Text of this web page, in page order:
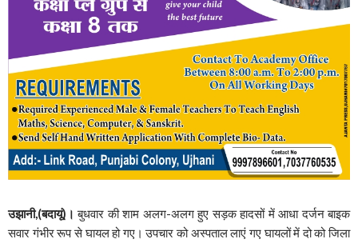
उझानी,(बदायूं)। बुधवार की शाम अलग-अलग हुए सड़क हादसों में आधा दर्जन बाइक
सवार गंभीर रूप से घायल हो गए। उपचार को अस्पताल लाएं गए घायलों में दो को जिला